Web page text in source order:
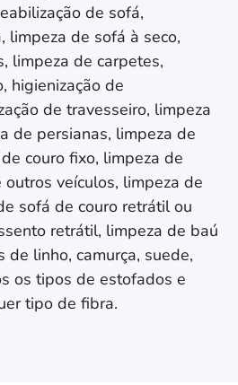
de sofá,
limpeza de sofá à seco,
limpeza de carpetes,
higienização de
de travesseiro, limpeza
de persianas, limpeza de
couro fixo, limpeza de
outros veículos, limpeza de
sofá de couro retrátil ou
retrátil, limpeza de baú
de linho, camurça, suede,
os tipos de estofados e
tipo de fibra.